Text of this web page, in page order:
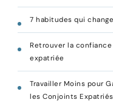
7 habitudes qui
Retrouver la
expatriée
Travailler Moins pour
les Conjoints Expatriés